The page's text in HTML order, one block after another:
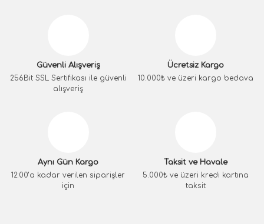
Güvenli Alışveriş
256Bit SSL Sertifikası ile güvenli
alışveriş
Ücretsiz Kargo
10.000₺ ve üzeri kargo bedava
Aynı Gün Kargo
12:00’a kadar verilen siparişler
için
Taksit ve Havale
5.000₺ ve üzeri kredi kartına
taksit